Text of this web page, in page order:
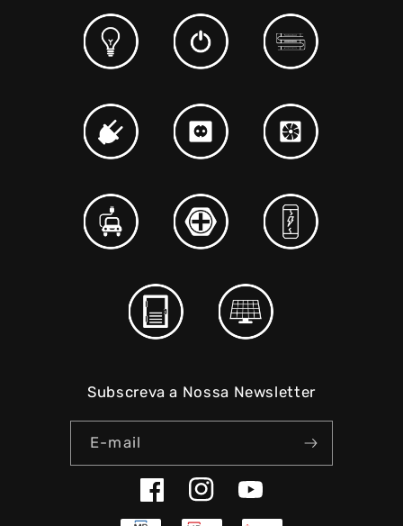
Subscreva a Nossa Newsletter
E-mail
FacebookInstagramYouTube